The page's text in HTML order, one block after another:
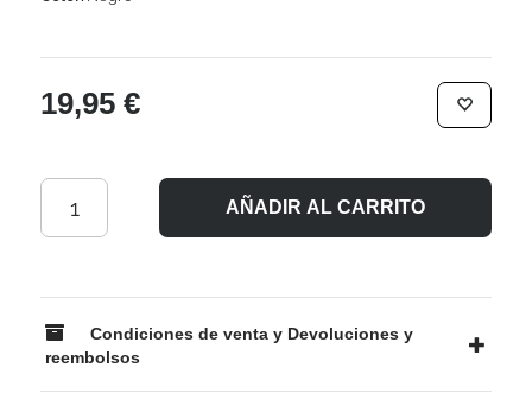
19,95 €
AÑADIR AL CARRITO
Condiciones de venta y Devoluciones y
reembolsos